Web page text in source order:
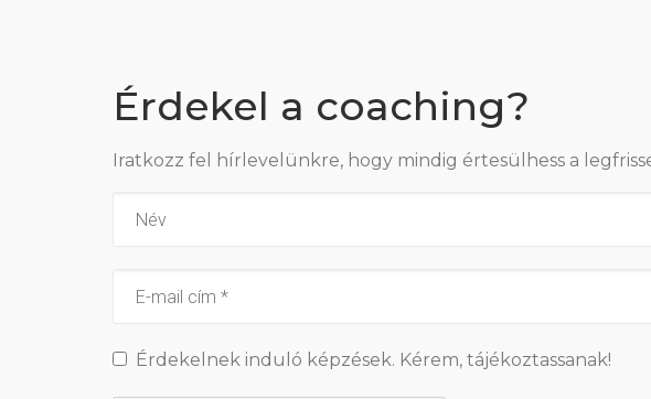
Érdekel a coaching?
Iratkozz fel hírlevelünkre, hogy mindig értesülhess a
Érdekelnek induló képzések. Kérem, tájékoztassanak!